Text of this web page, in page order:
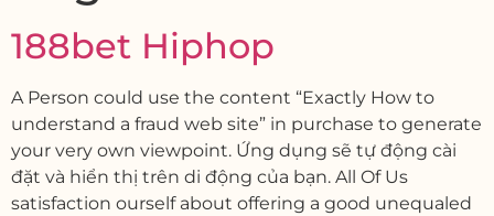
188bet Hiphop
A Person could use the content “Exactly How to
understand a fraud web site” in purchase to generate
your very own viewpoint. Ứng dụng sẽ tự động cài
đặt và hiển thị trên di động của bạn. All Of Us
satisfaction ourself about offering a good unequaled